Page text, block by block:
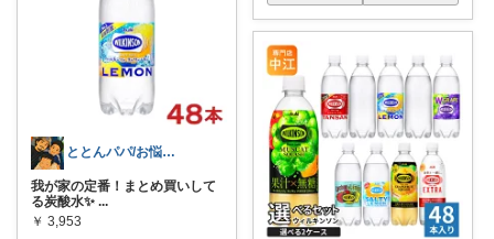
ととんパパ/お悩み解決グッズROOM
我が家の定番！まとめ買いして
る炭酸水✨ ...
￥ 3,953